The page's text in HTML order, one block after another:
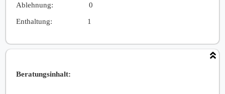
Ablehnung: 0
Enthaltung: 1
Beratungsinhalt: